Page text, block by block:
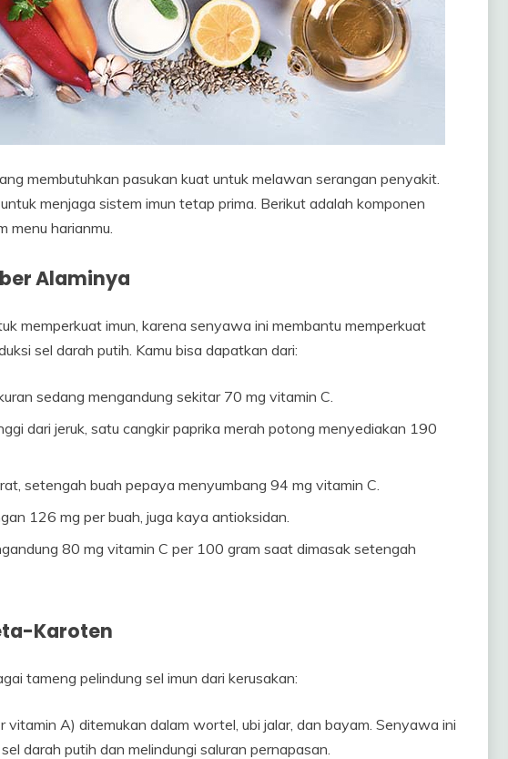
membutuhkan pasukan kuat untuk melawan serangan penyakit.
menjaga sistem imun tetap prima. Berikut adalah komponen
menu harianmu.
Alaminya
memperkuat imun, karena senyawa ini membantu memperkuat
sel darah putih. Kamu bisa dapatkan dari:
sedang mengandung sekitar 70 mg vitamin C.
dari jeruk, satu cangkir paprika merah potong menyediakan 190
setengah buah pepaya menyumbang 94 mg vitamin C.
126 mg per buah, juga kaya antioksidan.
80 mg vitamin C per 100 gram saat dimasak setengah
Karoten
tameng pelindung sel imun dari kerusakan:
vitamin A) ditemukan dalam wortel, ubi jalar, dan bayam. Senyawa ini
darah putih dan melindungi saluran pernapasan.